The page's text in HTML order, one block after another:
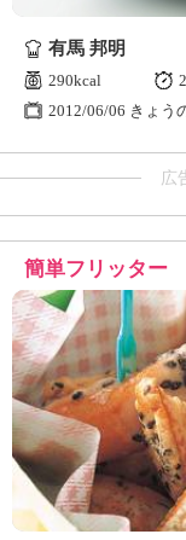
有馬 邦明
290kcal
2012/06/06 きょう
広
簡単フリッター